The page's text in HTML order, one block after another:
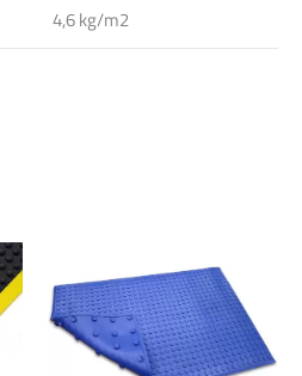
4,6 kg/m2